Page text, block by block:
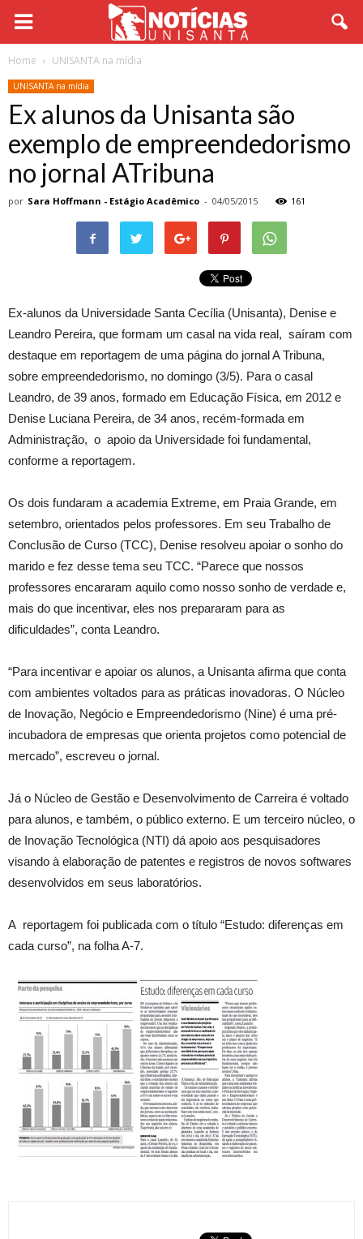
Home UNISANTA na mídia
UNISANTA na mídia
Ex alunos da Unisanta são
exemplo de empreendedorismo
no jornal ATribuna
por Sara Hoffmann - Estágio Acadêmico - 04/05/2015 161
Ex-alunos da Universidade Santa Cecília (Unisanta), Denise e
Leandro Pereira, que formam um casal na vida real, saíram com
destaque em reportagem de uma página do jornal A Tribuna,
sobre empreendedorismo, no domingo (3/5). Para o casal
Leandro, de 39 anos, formado em Educação Física, em 2012 e
Denise Luciana Pereira, de 34 anos, recém-formada em
Administração, o apoio da Universidade foi fundamental,
conforme a reportagem.
Os dois fundaram a academia Extreme, em Praia Grande, em
setembro, orientados pelos professores. Em seu Trabalho de
Conclusão de Curso (TCC), Denise resolveu apoiar o sonho do
marido e fez desse tema seu TCC. “Parece que nossos
professores encararam aquilo como nosso sonho de verdade e,
mais do que incentivar, eles nos prepararam para as
dificuldades”, conta Leandro.
“Para incentivar e apoiar os alunos, a Unisanta afirma que conta
com ambientes voltados para as práticas inovadoras. O Núcleo
de Inovação, Negócio e Empreendedorismo (Nine) é uma pré-
incubadora de empresas que orienta projetos como potencial de
mercado”, escreveu o jornal.
Já o Núcleo de Gestão e Desenvolvimento de Carreira é voltado
para alunos, e também, o público externo. E um terceiro núcleo, o
de Inovação Tecnológica (NTI) dá apoio aos pesquisadores
visando à elaboração de patentes e registros de novos softwares
desenvolvidos em seus laboratórios.
A reportagem foi publicada com o título “Estudo: diferenças em
cada curso”, na folha A-7.